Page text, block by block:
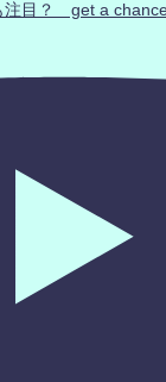
注目？ get a